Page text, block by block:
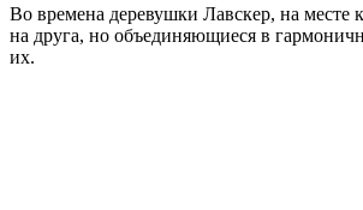
Во времена деревушки Лавскер, на месте
на друга, но объединяющиеся в
их.